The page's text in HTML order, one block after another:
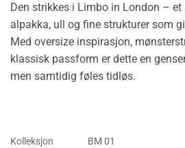
Den strikkes i Limbo in London –
alpakka, ull og fine strukturer som
Med oversize inspirasjon,
klassisk passform er dette en
men samtidig føles tidløs.
Kolleksjon
BM 01